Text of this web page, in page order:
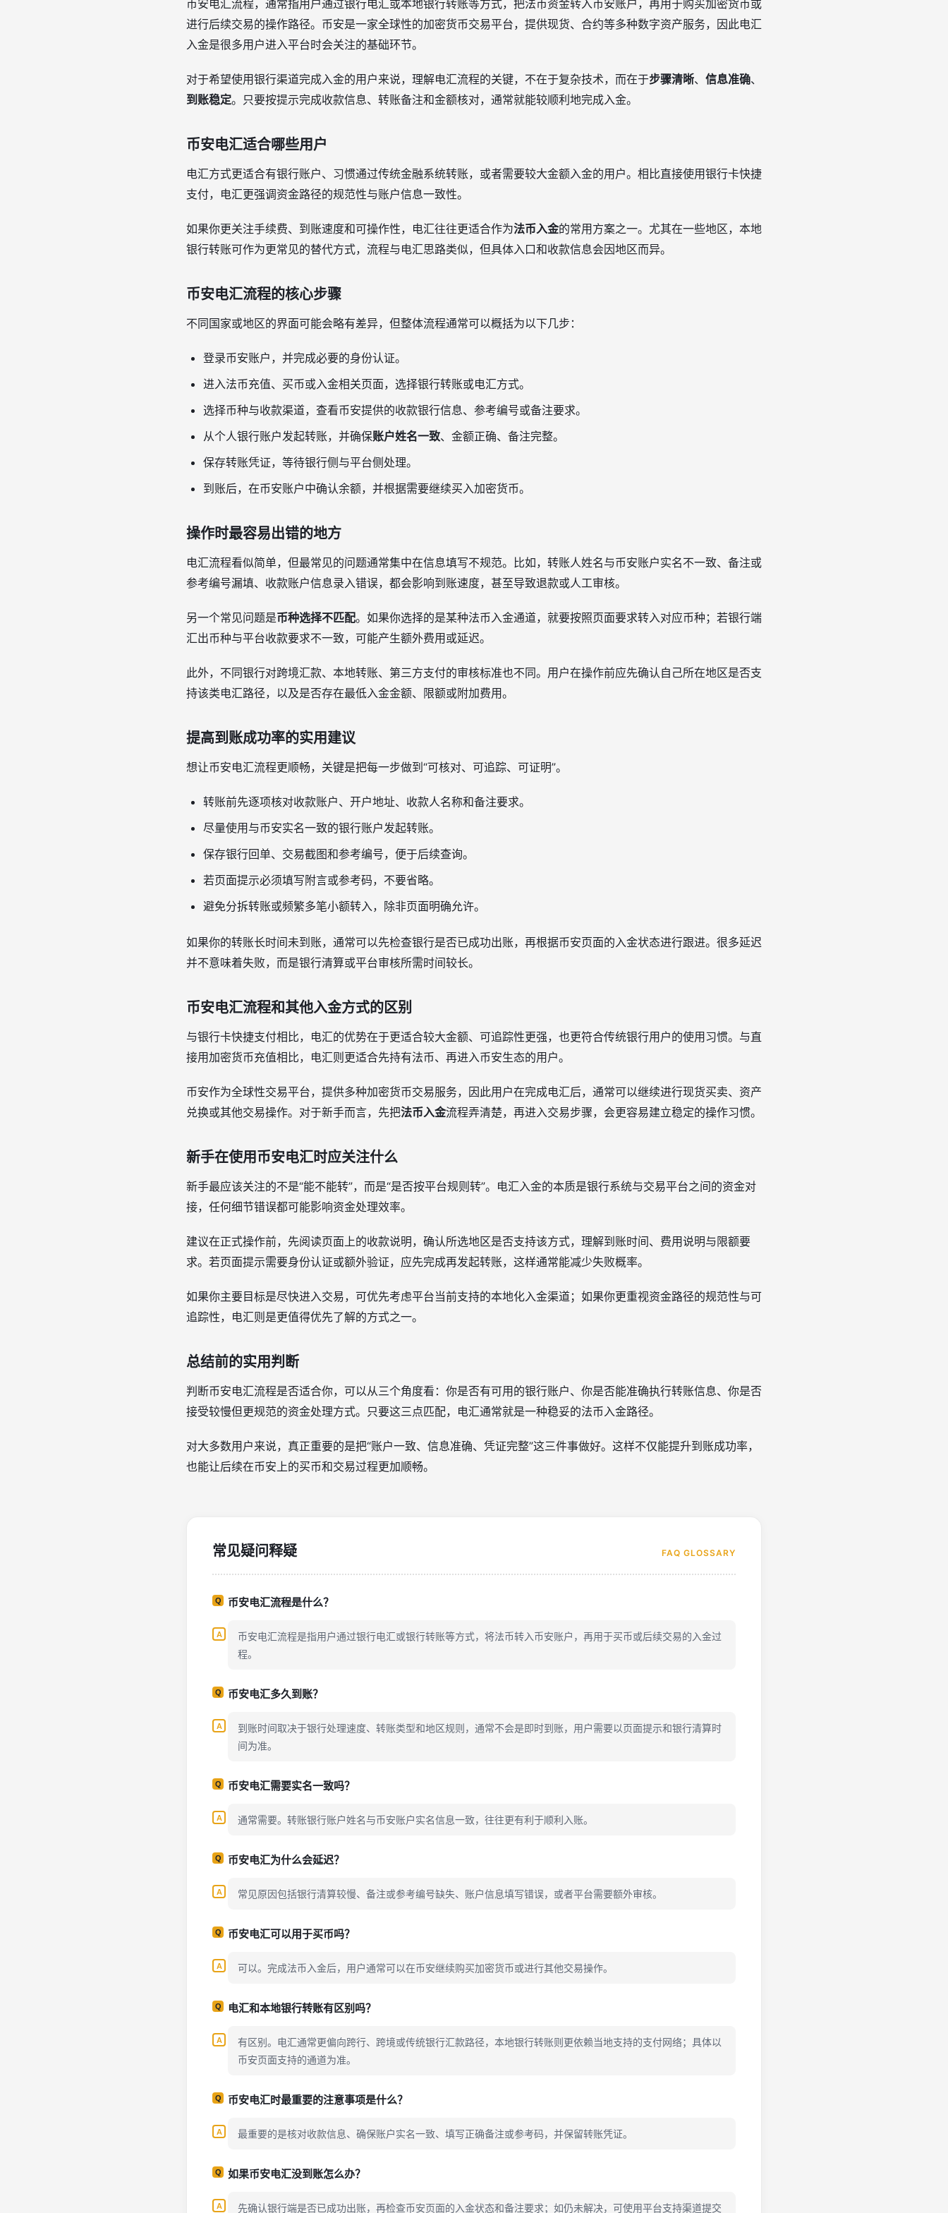
币安电汇流程，通常指用户通过银行电汇或本地银行转账等方式，把法币资金转入币安账户，再用于购买加密货币或
进行后续交易的操作路径。币安是一家全球性的加密货币交易平台，提供现货、合约等多种数字资产服务，因此电汇
入金是很多用户进入平台时会关注的基础环节。
对于希望使用银行渠道完成入金的用户来说，理解电汇流程的关键，不在于复杂技术，而在于步骤清晰、 信息准确、
到账稳定。只要按提示完成收款信息、转账备注和金额核对，通常就能较顺利地完成入金。
币安电汇适合哪些用户
电汇方式更适合有银行账户、习惯通过传统金融系统转账，或者需要较大金额入金的用户。相比直接使用银行卡快捷
支付，电汇更强调资金路径的规范性与账户信息一致性。
如果你更关注手续费、到账速度和可操作性，电汇往往更适合作为法币入金的常用方案之一。尤其在一些地区，本地
银行转账可作为更常见的替代方式，流程与电汇思路类似，但具体入口和收款信息会因地区而异。
币安电汇流程的核心步骤
不同国家或地区的界面可能会略有差异，但整体流程通常可以概括为以下几步：
登录币安账户，并完成必要的身份认证。
进入法币充值、买币或入金相关页面，选择银行转账或电汇方式。
选择币种与收款渠道，查看币安提供的收款银行信息、参考编号或备注要求。
从个人银行账户发起转账，并确保账户姓名一致、金额正确、备注完整。
保存转账凭证，等待银行侧与平台侧处理。
到账后，在币安账户中确认余额，并根据需要继续买入加密货币。
操作时最容易出错的地方
电汇流程看似简单，但最常见的问题通常集中在信息填写不规范。比如，转账人姓名与币安账户实名不一致、备注或
参考编号漏填、收款账户信息录入错误，都会影响到账速度，甚至导致退款或人工审核。
另一个常见问题是币种选择不匹配。如果你选择的是某种法币入金通道，就要按照页面要求转入对应币种；若银行端
汇出币种与平台收款要求不一致，可能产生额外费用或延迟。
此外，不同银行对跨境汇款、本地转账、第三方支付的审核标准也不同。用户在操作前应先确认自己所在地区是否支
持该类电汇路径，以及是否存在最低入金金额、限额或附加费用。
提高到账成功率的实用建议
想让币安电汇流程更顺畅，关键是把每一步做到“可核对、可追踪、可证明”。
转账前先逐项核对收款账户、开户地址、收款人名称和备注要求。
尽量使用与币安实名一致的银行账户发起转账。
保存银行回单、交易截图和参考编号，便于后续查询。
若页面提示必须填写附言或参考码，不要省略。
避免分拆转账或频繁多笔小额转入，除非页面明确允许。
如果你的转账长时间未到账，通常可以先检查银行是否已成功出账，再根据币安页面的入金状态进行跟进。很多延迟
并不意味着失败，而是银行清算或平台审核所需时间较长。
币安电汇流程和其他入金方式的区别
与银行卡快捷支付相比，电汇的优势在于更适合较大金额、可追踪性更强，也更符合传统银行用户的使用习惯。与直
接用加密货币充值相比，电汇则更适合先持有法币、再进入币安生态的用户。
币安作为全球性交易平台，提供多种加密货币交易服务，因此用户在完成电汇后，通常可以继续进行现货买卖、资产
兑换或其他交易操作。对于新手而言，先把法币入金流程弄清楚，再进入交易步骤，会更容易建立稳定的操作习惯。
新手在使用币安电汇时应关注什么
新手最应该关注的不是“能不能转”，而是“是否按平台规则转”。电汇入金的本质是银行系统与交易平台之间的资金对
接，任何细节错误都可能影响资金处理效率。
建议在正式操作前，先阅读页面上的收款说明，确认所选地区是否支持该方式，理解到账时间、费用说明与限额要
求。若页面提示需要身份认证或额外验证，应先完成再发起转账，这样通常能减少失败概率。
如果你主要目标是尽快进入交易，可优先考虑平台当前支持的本地化入金渠道；如果你更重视资金路径的规范性与可
追踪性，电汇则是更值得优先了解的方式之一。
总结前的实用判断
判断币安电汇流程是否适合你，可以从三个角度看：你是否有可用的银行账户、你是否能准确执行转账信息、你是否
接受较慢但更规范的资金处理方式。只要这三点匹配，电汇通常就是一种稳妥的法币入金路径。
对大多数用户来说，真正重要的是把“账户一致、信息准确、凭证完整”这三件事做好。这样不仅能提升到账成功率，
也能让后续在币安上的买币和交易过程更加顺畅。
常见疑问释疑 FAQ GLOSSARY
币安电汇流程是什么？
币安电汇流程是指用户通过银行电汇或银行转账等方式，将法币转入币安账户，再用于买币或后续交易的入金过
程。
币安电汇多久到账？
到账时间取决于银行处理速度、转账类型和地区规则，通常不会是即时到账，用户需要以页面提示和银行清算时
间为准。
币安电汇需要实名一致吗？
通常需要。转账银行账户姓名与币安账户实名信息一致，往往更有利于顺利入账。
币安电汇为什么会延迟？
常见原因包括银行清算较慢、备注或参考编号缺失、账户信息填写错误，或者平台需要额外审核。
币安电汇可以用于买币吗？
可以。完成法币入金后，用户通常可以在币安继续购买加密货币或进行其他交易操作。
电汇和本地银行转账有区别吗？
有区别。电汇通常更偏向跨行、跨境或传统银行汇款路径，本地银行转账则更依赖当地支持的支付网络；具体以
币安页面支持的通道为准。
币安电汇时最重要的注意事项是什么？
最重要的是核对收款信息、确保账户实名一致、填写正确备注或参考码，并保留转账凭证。
如果币安电汇没到账怎么办？
先确认银行端是否已成功出账，再检查币安页面的入金状态和备注要求；如仍未解决，可使用平台支持渠道提交